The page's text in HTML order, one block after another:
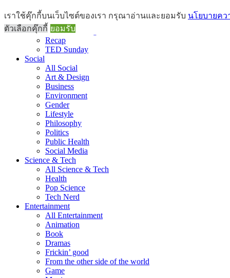
Brief
All Brief
Goods Morning
Recap
TED Sunday
Social
All Social
Art & Design
Business
Environment
Gender
Lifestyle
Philosophy
Politics
Public Health
Social Media
Science & Tech
All Science & Tech
Health
Pop Science
Tech Nerd
Entertainment
All Entertainment
Animation
Book
Dramas
Frickin’ good
From the other side of the world
Game
เราใช้คุ๊กกี้บนเว็บไซต์ของเรา กรุณาอ่านและยอมรับ นโยบายคว
ตัวเลือกคุ๊กกี้ ยอมรับ